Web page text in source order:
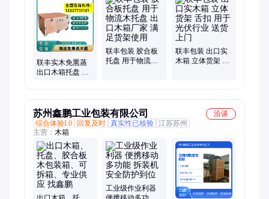
联丰实木免熏蒸
出口木箱托盘 承
联丰包装 胶合板
托盘 用于物流木
联丰包装 出口实
木箱 立体货架 舌
苏州鑫鹏工业包装有限公司
洽谈
综合体验L0
回复及时 真实性已核验 江苏苏州
主营： 木箱
工业级作业利器